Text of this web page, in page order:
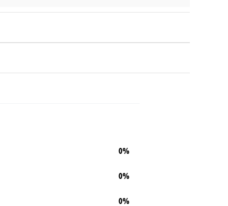
0%
0%
0%